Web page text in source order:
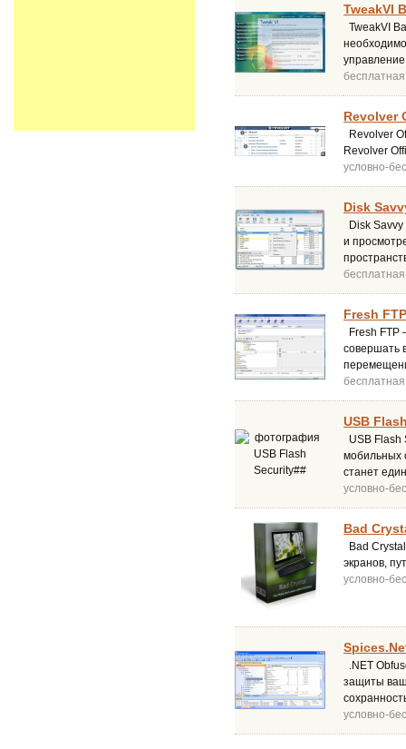
TweakVI
TweakVI
бесплатная
Revolver
Revolver
Revolver
условно-
Disk
Disk
и
бесплатная
Fresh
Fresh FTP
совершать
бесплатная
USB
USB Flash
мобильных
станет
условно-
Bad
Bad
экранов,
условно-
.NET
защиты
условно-